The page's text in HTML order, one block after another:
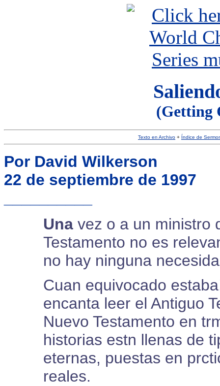
(Getting
Texto en Archivo + Índice de
Por David Wilkerson
22 de septiembre de 1997
Una vez o a un ministro
Testamento no es
no hay ninguna
Cuan equivocado
encanta leer el Antiguo
Nuevo Testamento en
historias estn llenas de
eternas, puestas en
reales.